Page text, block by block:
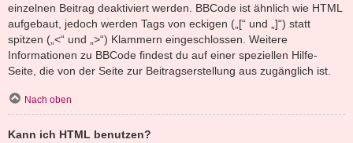
einzelnen Beitrag deaktiviert werden. BBCode ist ähnlich wie HTML
aufgebaut, jedoch werden Tags von eckigen („[“ und „]“) statt
spitzen („<“ und „>“) Klammern eingeschlossen. Weitere
Informationen zu BBCode findest du auf einer speziellen Hilfe-
Seite, die von der Seite zur Beitragserstellung aus zugänglich ist.
Nach oben
Kann ich HTML benutzen?